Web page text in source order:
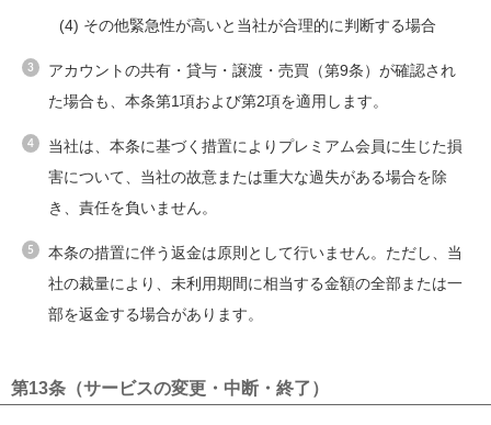
(4) その他緊急性が高いと当社が合理的に判断する場合
アカウントの共有・貸与・譲渡・売買（第9条）が確認され
た場合も、本条第1項および第2項を適用します。
当社は、本条に基づく措置によりプレミアム会員に生じた損
害について、当社の故意または重大な過失がある場合を除
き、責任を負いません。
本条の措置に伴う返金は原則として行いません。ただし、当
社の裁量により、未利用期間に相当する金額の全部または一
部を返金する場合があります。
第13条（サービスの変更・中断・終了）